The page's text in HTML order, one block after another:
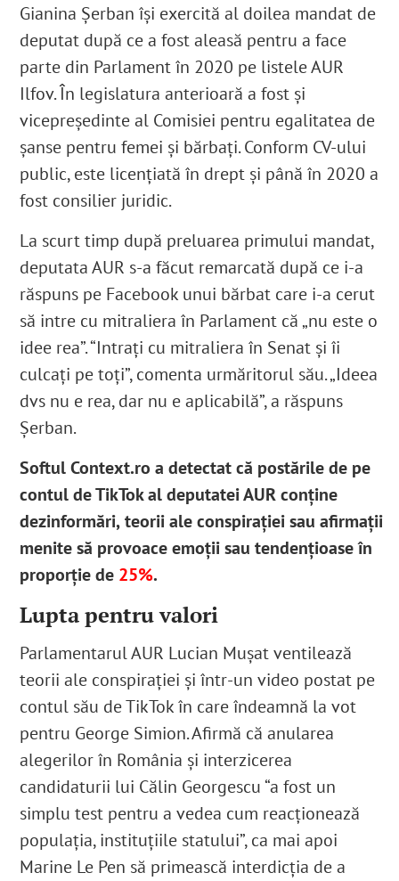
Gianina Șerban își exercită al doilea mandat de
deputat după ce a fost aleasă pentru a face
parte din Parlament în 2020 pe listele AUR
Ilfov. În legislatura anterioară a fost și
vicepreședinte al Comisiei pentru egalitatea de
şanse pentru femei şi bărbaţi. Conform CV-ului
public, este licențiată în drept și până în 2020 a
fost consilier juridic.
La scurt timp după preluarea primului mandat,
deputata AUR s-a făcut remarcată după ce i-a
răspuns pe Facebook unui bărbat care i-a cerut
să intre cu mitraliera în Parlament că „nu este o
idee rea”. “Intrați cu mitraliera în Senat și îi
culcați pe toți”, comenta urmăritorul său. „Ideea
dvs nu e rea, dar nu e aplicabilă”, a răspuns
Șerban.
Softul Context.ro a detectat că postările de pe
contul de TikTok al deputatei AUR conține
dezinformări, teorii ale conspirației sau afirmații
menite să provoace emoții sau tendențioase în
proporție de 25%.
Lupta pentru valori
Parlamentarul AUR Lucian Mușat ventilează
teorii ale conspirației și într-un video postat pe
contul său de TikTok în care îndeamnă la vot
pentru George Simion. Afirmă că anularea
alegerilor în România și interzicerea
candidaturii lui Călin Georgescu “a fost un
simplu test pentru a vedea cum reacționează
populația, instituțiile statului”, ca mai apoi
Marine Le Pen să primească interdicția de a